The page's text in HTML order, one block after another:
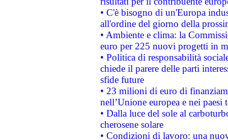
• C'è bisogno di un'Europa
all'ordine del giorno della
• Ambiente e clima: la
euro per 225 nuovi progetti in
• Politica di responsabilità
chiede il parere delle parti
sfide future
• 23 milioni di euro di
nell’Unione europea e nei paesi
• Dalla luce del sole al
cherosene solare
• Condizioni di lavoro: una